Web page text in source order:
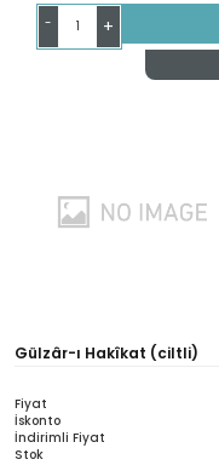
- +
Gülzâr-ı Hakîkat (ciltli)
Fiyat
İskonto
İndirimli Fiyat
Stok